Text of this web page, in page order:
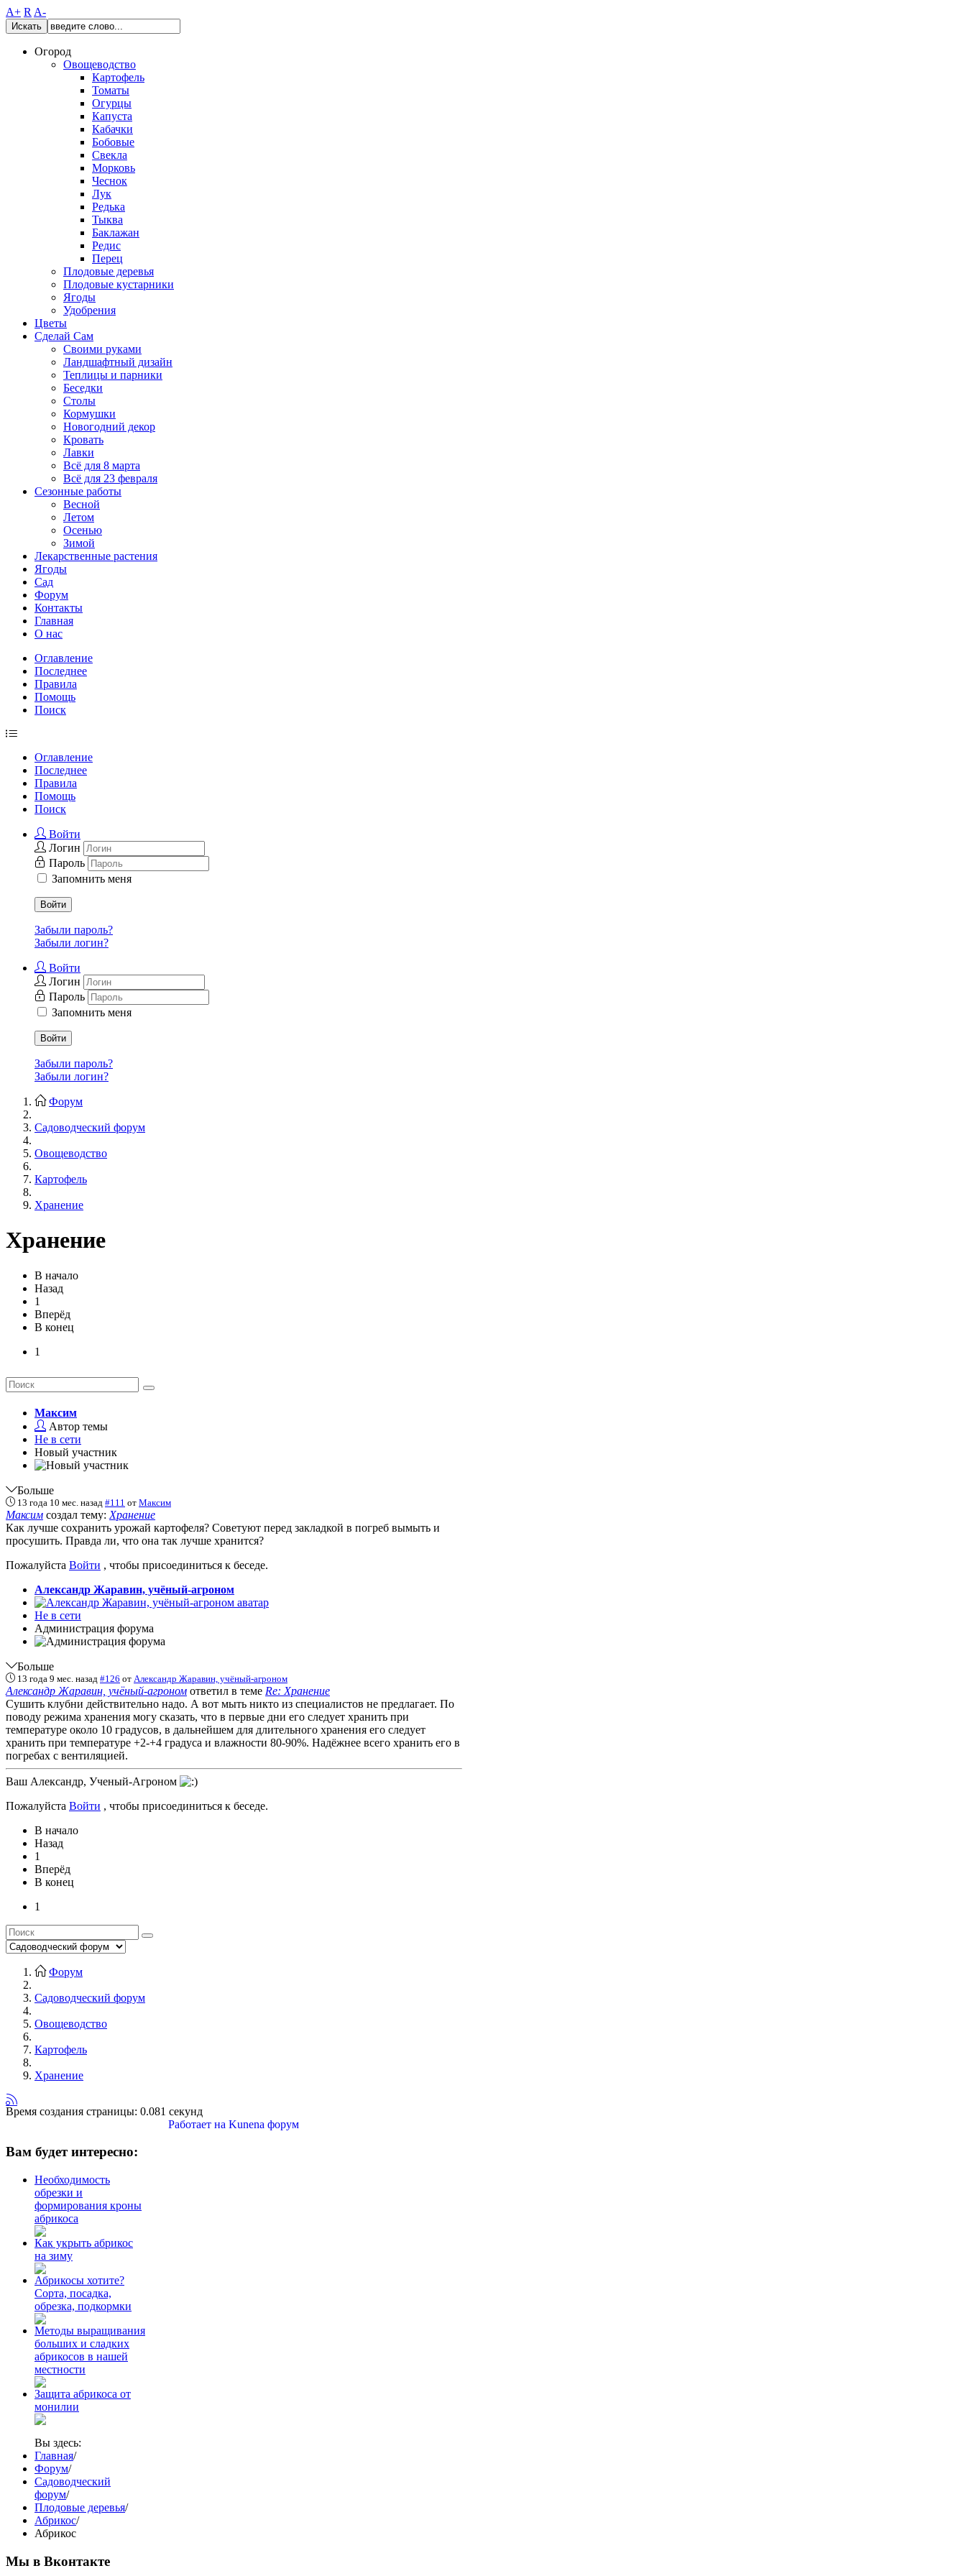
A+ R A-
Искать
Огород
Овощеводство
Картофель
Томаты
Огурцы
Капуста
Кабачки
Бобовые
Свекла
Морковь
Чеснок
Лук
Редька
Тыква
Баклажан
Редис
Перец
Плодовые деревья
Плодовые кустарники
Ягоды
Удобрения
Цветы
Сделай Сам
Своими руками
Ландшафтный дизайн
Теплицы и парники
Беседки
Столы
Кормушки
Новогодний декор
Кровать
Лавки
Всё для 8 марта
Всё для 23 февраля
Сезонные работы
Весной
Летом
Осенью
Зимой
Лекарственные растения
Ягоды
Сад
Форум
Контакты
Главная
О нас
Оглавление
Последнее
Правила
Помощь
Поиск
Оглавление
Последнее
Правила
Помощь
Поиск
Войти
Логин
Пароль
Запомнить меня
Войти
Забыли пароль?
Забыли логин?
Войти
Логин
Пароль
Запомнить меня
Войти
Забыли пароль?
Забыли логин?
Форум
Садоводческий форум
Овощеводство
Картофель
Хранение
Хранение
В начало
Назад
1
Вперёд
В конец
1
Максим
Автор темы
Не в сети
Новый участник
Больше
13 года 10 мес. назад #111 от Максим
Максим создал тему: Хранение
Как лучше сохранить урожай картофеля? Советуют перед закладкой в погреб вымыть и
просушить. Правда ли, что она так лучше хранится?
Пожалуйста Войти , чтобы присоединиться к беседе.
Александр Жаравин, учёный-агроном
Не в сети
Администрация форума
Больше
13 года 9 мес. назад #126 от Александр Жаравин, учёный-агроном
Александр Жаравин, учёный-агроном ответил в теме Re: Хранение
Сушить клубни действительно надо. А вот мыть никто из специалистов не предлагает. По
поводу режима хранения могу сказать, что в первые дни его следует хранить при
температуре около 10 градусов, в дальнейшем для длительного хранения его следует
хранить при температуре +2-+4 градуса и влажности 80-90%. Надёжнее всего хранить его в
погребах с вентиляцией.
Ваш Aлександр, Ученый-Агроном
Пожалуйста Войти , чтобы присоединиться к беседе.
В начало
Назад
1
Вперёд
В конец
1
Форум
Садоводческий форум
Овощеводство
Картофель
Хранение
Время создания страницы: 0.081 секунд
Работает на Kunena форум
Вам будет интересно:
Необходимость
обрезки и
формирования кроны
абрикоса
Как укрыть абрикос
на зиму
Абрикосы хотите?
Сорта, посадка,
обрезка, подкормки
Методы выращивания
больших и сладких
абрикосов в нашей
местности
Защита абрикоса от
монилии
Вы здесь:
Главная/
Форум/
Садоводческий
форум/
Плодовые деревья/
Абрикос/
Абрикос
Мы в Вконтакте